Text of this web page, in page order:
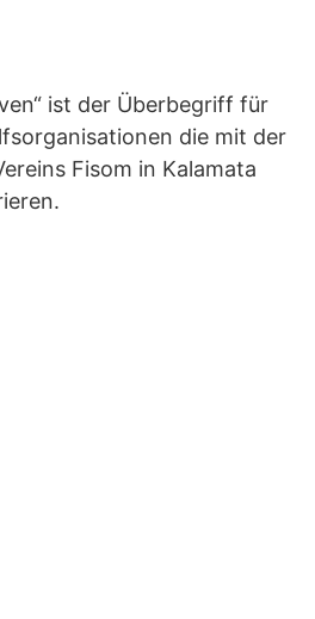
ist der Überbegriff für
die mit der
Fisom in Kalamata